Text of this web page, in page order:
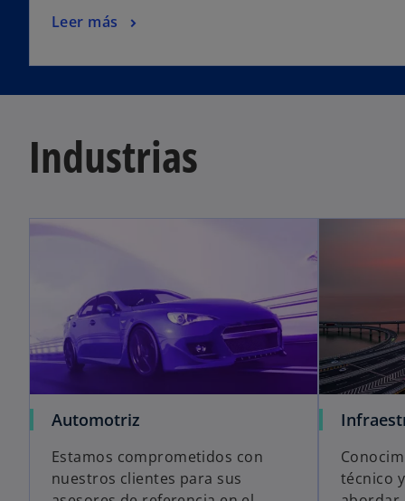
Leer más
Industrias
Automotriz
Estamos comprometidos con
nuestros clientes para sus
técnico